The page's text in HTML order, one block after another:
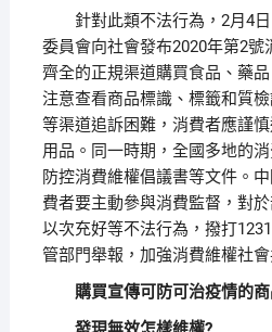
針對此類不法行為，2月4日
委員會向社會發布2020年第2
齊全的正規渠道購買食品、藥
注意查看商品標識、標籤和質
等渠道追訴困難，消費者應謹
用品。同一時期，全國多地的
防控消費維權倡議書等文件。
費者要主動參與消費監督，對
以次充好等不法行為，撥打
管部門舉報，加強消費維權社會
購買宣傳可防可治疫情的商